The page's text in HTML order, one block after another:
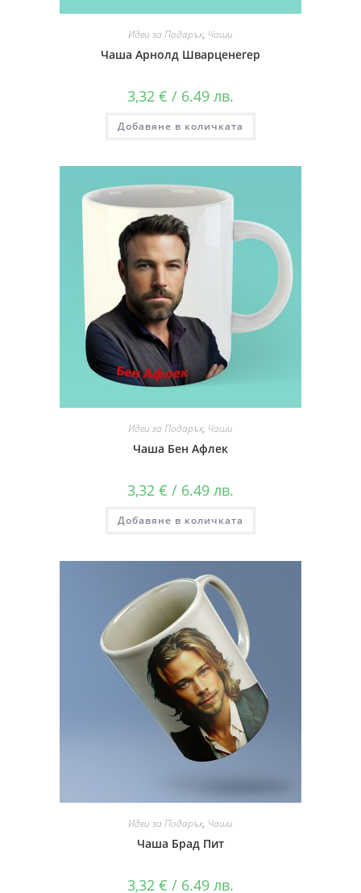
Идеи за Подарък, Чаши
Чаша Арнолд Шварценегер
3,32 € / 6.49 лв.
Добавяне в количката
Идеи за Подарък, Чаши
Чаша Бен Афлек
3,32 € / 6.49 лв.
Добавяне в количката
Идеи за Подарък, Чаши
Чаша Брад Пит
3,32 € / 6.49 лв.